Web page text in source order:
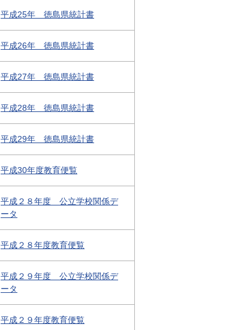
平成25年 徳島県統計書
平成26年 徳島県統計書
平成27年 徳島県統計書
平成28年 徳島県統計書
平成29年 徳島県統計書
平成30年度教育便覧
平成２８年度 公立学校関係デ
ータ
平成２８年度教育便覧
平成２９年度 公立学校関係デ
ータ
平成２９年度教育便覧